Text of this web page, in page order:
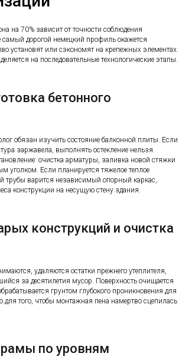
на 70% зависит от точности соблюдения
самый дорогой немецкий профиль окажется
установят или сэкономят на крепежных элементах.
на последовательные технологические этапы.
бетонного
обязан изучить состояние балконной плиты. Если
заржавела, выполнять остекление нельзя.
очистка арматуры, заливка новой стяжки
уголком. Если планируется тяжелое теплое
трубы варится независимый опорный каркас,
конструкции на несущую стену здания.
конструкций и очистка
удаляются остатки прежнего утеплителя,
за десятилетия мусор. Поверхность очищается
грунтом глубокого проникновения для
того, чтобы монтажная пена намертво сцепилась
по уровням